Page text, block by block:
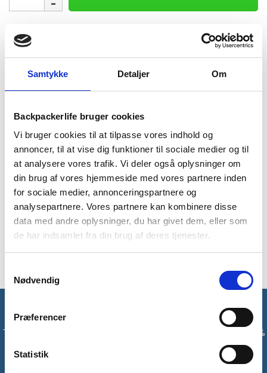
Samtykke Detaljer Om
Backpackerlife bruger cookies
Vi bruger cookies til at tilpasse vores indhold og
annoncer, til at vise dig funktioner til sociale medier og til
at analysere vores trafik. Vi deler også oplysninger om
din brug af vores hjemmeside med vores partnere inden
for sociale medier, annonceringspartnere og
analysepartnere. Vores partnere kan kombinere disse
data med andre oplysninger, du har givet dem, eller som
de har indsamlet fra din brug af deres tjenester.
Nødvendig
Præferencer
Statistik
hovedet
Lifesystems
antal
100 dages
returret
BESKRIVELSE BRAND FAQ
Letvægts myggenet til hovedet fra Lifesystems. Det er et
praktisk myggenet i en sort farve, der kan tages over
hovedet, og så er der en indbygget hat. Myggenettet
beskytter dig mod irriterende stik, hvis du skal sove eller
opholde dig i områder med mange myg eller andre små
insekter. Nettet kan snøres til i halsen for at lukket tæt.
Inklusiv kompakt opbevaringspose.
Få unikke tilbud og rabatter
Tilmeld dig vores nyhedsbrev og modtag med det samme en 10%